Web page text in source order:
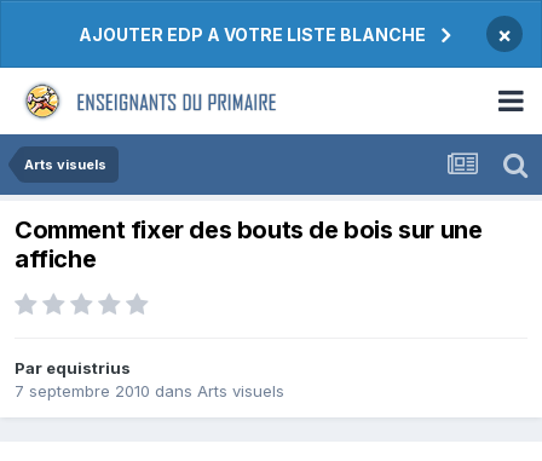
AJOUTER EDP A VOTRE LISTE BLANCHE ×
Arts visuels
Comment fixer des bouts de bois sur une
affiche
Par equistrius
7 septembre 2010 dans Arts visuels